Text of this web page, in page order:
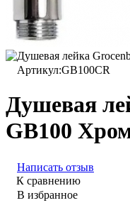
Артикул:GB100CR
Душевая
GB100
Написать отзыв
К сравнению
В избранное